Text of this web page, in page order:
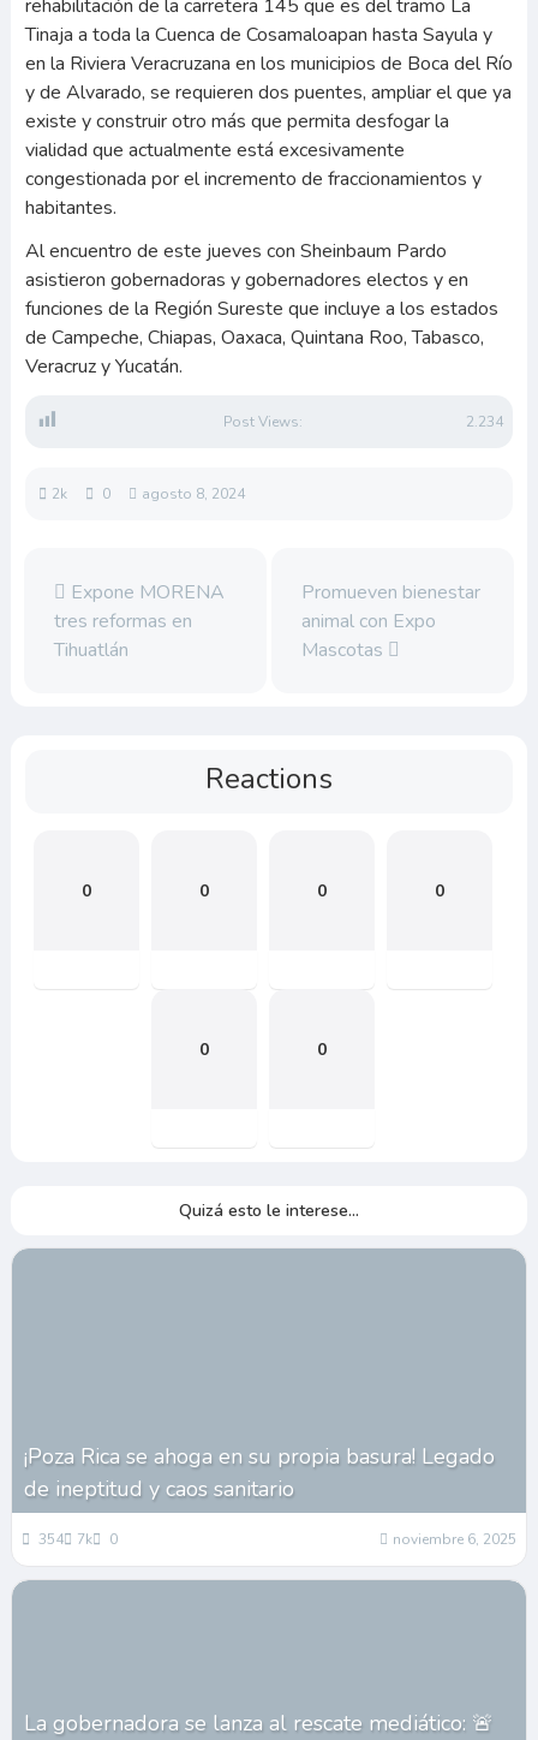
rehabilitación de la carretera 145 que es del tramo La
Tinaja a toda la Cuenca de Cosamaloapan hasta Sayula y
en la Riviera Veracruzana en los municipios de Boca del Río
y de Alvarado, se requieren dos puentes, ampliar el que ya
existe y construir otro más que permita desfogar la
vialidad que actualmente está excesivamente
congestionada por el incremento de fraccionamientos y
habitantes.
Al encuentro de este jueves con Sheinbaum Pardo
asistieron gobernadoras y gobernadores electos y en
funciones de la Región Sureste que incluye a los estados
de Campeche, Chiapas, Oaxaca, Quintana Roo, Tabasco,
Veracruz y Yucatán.
Post Views: 2.234
2k 0 agosto 8, 2024
Expone MORENA
tres reformas en
Tihuatlán
Promueven bienestar
animal con Expo
Mascotas
Reactions
0 0 0 0
0 0
Quizá esto le interese...
¡Poza Rica se ahoga en su propia basura! Legado
de ineptitud y caos sanitario
354 7k 0 noviembre 6, 2025
La gobernadora se lanza al rescate mediático: 🚨